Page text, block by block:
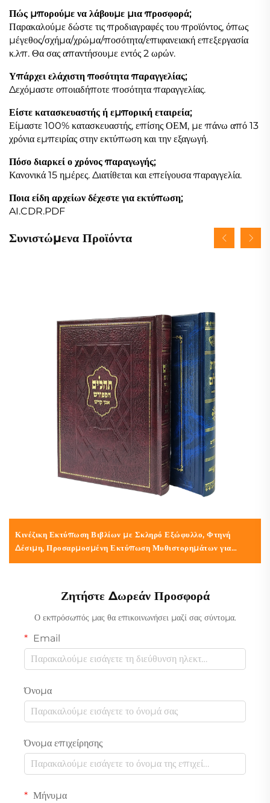
Πώς μπορούμε να λάβουμε μια προσφορά;
Παρακαλούμε δώστε τις προδιαγραφές του προϊόντος, όπως
μέγεθος/σχήμα/χρώμα/ποσότητα/επιφανειακή επεξεργασία
κ.λπ. Θα σας απαντήσουμε εντός 2 ωρών.
Υπάρχει ελάχιστη ποσότητα παραγγελίας;
Δεχόμαστε οποιαδήποτε ποσότητα παραγγελίας.
Είστε κατασκευαστής ή εμπορική εταιρεία;
Είμαστε 100% κατασκευαστής, επίσης ΟΕΜ, με πάνω από 13
χρόνια εμπειρίας στην εκτύπωση και την εξαγωγή.
Πόσο διαρκεί ο χρόνος παραγωγής;
Κανονικά 15 ημέρες. Διατίθεται και επείγουσα παραγγελία.
Ποια είδη αρχείων δέχεστε για εκτύπωση;
AI.CDR.PDF
Συνιστώμενα Προϊόντα
Κινέζικη Εκτύπωση Βιβλίων με Σκληρό Εξώφυλλο, Φτηνή
Δέσιμη, Προσαρμοσμένη Εκτύπωση Μυθιστορημάτων για
Ζητήστε Δωρεάν Προσφορά
Ο εκπρόσωπός μας θα επικοινωνήσει μαζί σας σύντομα.
Email
Όνομα
Όνομα επιχείρησης
Μήνυμα